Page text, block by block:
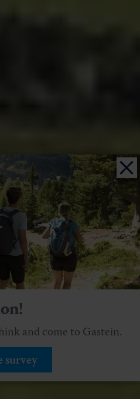
and come to Gastein.
survey